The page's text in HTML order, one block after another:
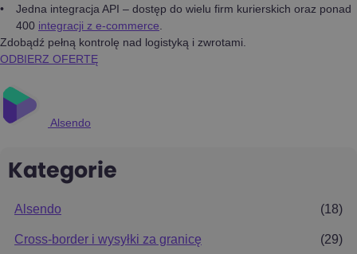
Jedna integracja API – dostęp do wielu firm kurierskich oraz ponad
400 integracji z e-commerce
Zdobądź pełną kontrolę nad logistyką i zwrotami.
ODBIERZ OFERTĘ
Alsendo
Kategorie
Alsendo (18)
Cross-border i wysyłki za granicę (29)